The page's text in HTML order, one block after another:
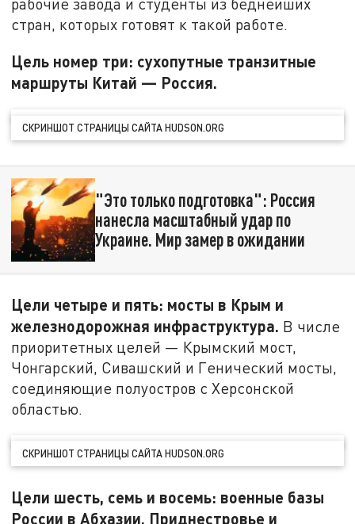
рабочие завода и студенты из беднейших
стран, которых готовят к такой работе.
Цель номер три: сухопутные транзитные
маршруты Китай — Россия.
СКРИНШОТ СТРАНИЦЫ САЙТА HUDSON.ORG
"Это только подготовка": Россия
нанесла масштабный удар по
Украине. Мир замер в ожидании
Цели четыре и пять: мосты в Крым и
железнодорожная инфраструктура. В числе
приоритетных целей — Крымский мост,
Чонгарский, Сивашский и Генический мосты,
соединяющие полуостров с Херсонской
областью.
СКРИНШОТ СТРАНИЦЫ САЙТА HUDSON.ORG
Цели шесть, семь и восемь: военные базы
России в Абхазии, Приднестровье и